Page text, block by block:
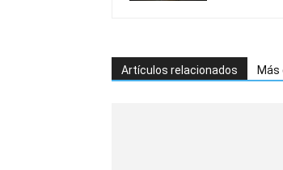
Artículos relacionados Más